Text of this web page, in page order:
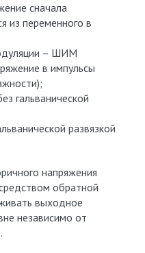
сначала
из переменного в
– ШИМ
в импульсы
гальванической
развязкой
напряжения
обратной
выходное
независимо от